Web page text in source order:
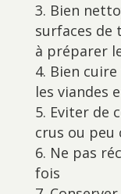
Bien
surfaces de
à préparer
Bien
les viandes
Eviter de
crus ou peu
Ne pas
fois